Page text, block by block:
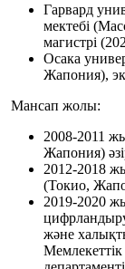
Гарвард
мектебі
магистрі
Осака
Жапония),
Мансап жолы:
2008-2011
Жапония)
2012-2018
(Токио,
2019-2020
және